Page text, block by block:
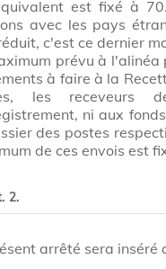
est fixé à
avec les pays
c'est ce dernier
prévu à
à faire à la
les receveurs
ni aux
des postes
de ces envois est
2.
arrêté sera inséré